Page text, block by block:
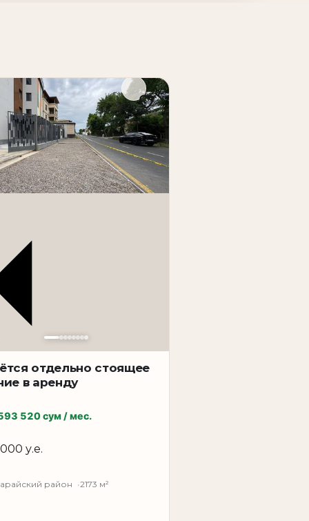
для стабильного бизнеса с
Яккасарайский район —
визуальную доступность для
отдельно стоящее
в аренду
520 сум / мес.
у.е.
район 2173 м²